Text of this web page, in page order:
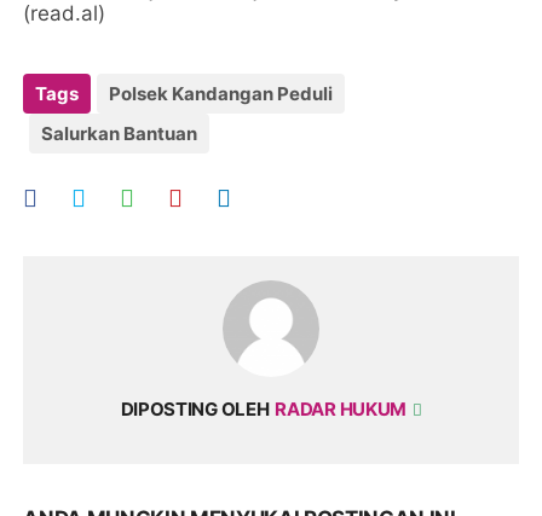
(read.al)
Tags
Polsek Kandangan Peduli
Salurkan Bantuan
DIPOSTING OLEH RADAR HUKUM